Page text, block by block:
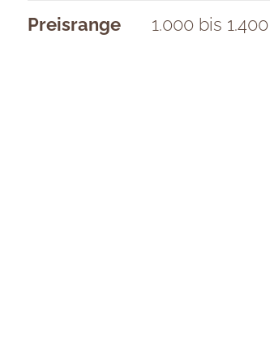
Preisrange 1.000 bis